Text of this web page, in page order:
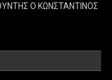
Ο ΚΩΝΣΤΑΝΤΙΝΟΣ